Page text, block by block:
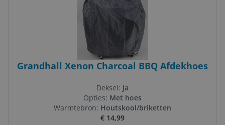
Grandhall Xenon Charcoal BBQ Afdekhoes
Deksel: Ja
Opties: Met hoes
Warmtebron: Houtskool/briketten
€ 14,99